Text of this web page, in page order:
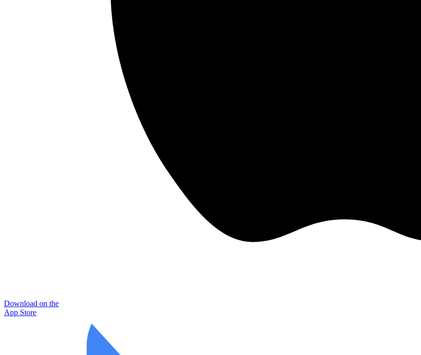
Download on the
App Store